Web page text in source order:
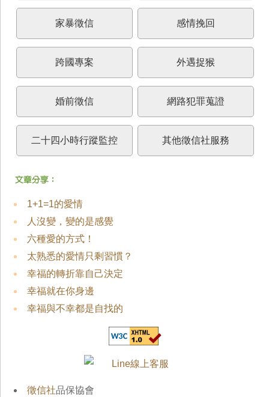
家暴徵信 感情挽回
跨國專案 外遇捉猴
婚前徵信 網路犯罪蒐證
二十四小時行蹤監控 其他徵信社服務
1+1=1的愛情
人沒變，變的是感覺
六種愛的方式！
太熟悉的愛情只剩習慣？
幸福的轉折靠自己決定
幸福就在你身邊
幸福與不幸都是自找的
徵信社品保協會